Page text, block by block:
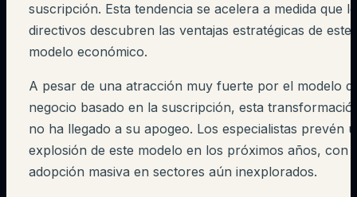
suscripción. Esta tendencia se acelera a medida que
directivos descubren las ventajas estratégicas de este
modelo económico.
A pesar de una atracción muy fuerte por el modelo
negocio basado en la suscripción, esta
no ha llegado a su apogeo. Los especialistas prevén
explosión de este modelo en los próximos años, con
adopción masiva en sectores aún inexplorados.